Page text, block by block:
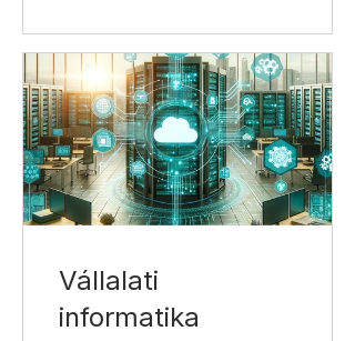
Vállalati
informatika